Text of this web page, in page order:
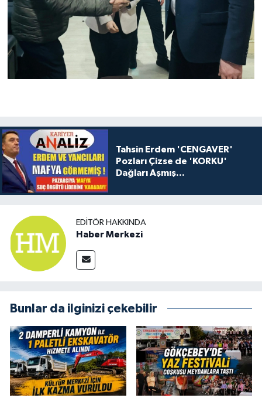
Tahsin Erdem 'CENGAVER'
Pozları Çizse de 'KORKU'
Dağları Aşmış...
EDITÖR HAKKINDA
Haber Merkezi
Bunlar da ilginizi çekebilir